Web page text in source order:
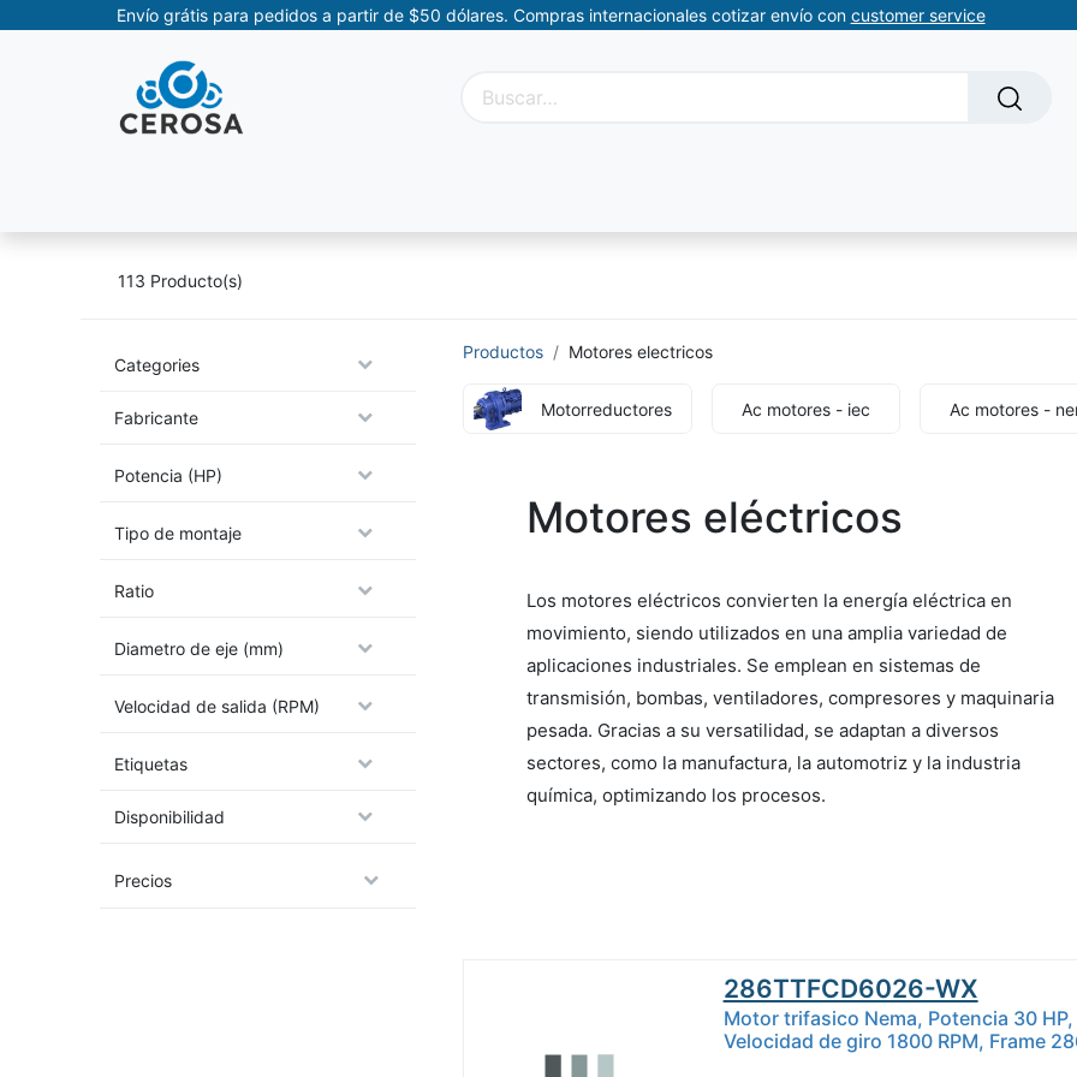
Envío grátis para pedidos a partir de $50 dólares. Compras internacionales cotizar envío con customer service
113 Producto(s)
Categories
Fabricante
Potencia (HP)
Tipo de montaje
Ratio
Diametro de eje (mm)
Velocidad de salida (RPM)
Etiquetas
Disponibilidad
Precios
Productos Motores electricos
Motorreductores Ac motores - iec Ac motores -
Motores eléctricos
Los motores eléctricos convierten la energía eléctrica en
movimiento, siendo utilizados en una amplia variedad de
aplicaciones industriales. Se emplean en sistemas de
transmisión, bombas, ventiladores, compresores y maquinaria
pesada. Gracias a su versatilidad, se adaptan a diversos
sectores, como la manufactura, la automotriz y la industria
química, optimizando los procesos.
286TTFCD6026-WX
Motor trifasico Nema, Potencia 30
Velocidad de giro 1800 RPM, Frame